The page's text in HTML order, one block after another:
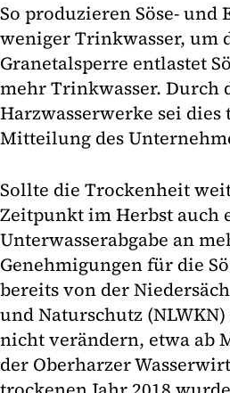
So produzieren Söse-
weniger Trinkwasser, um
Granetalsperre entlastet
mehr Trinkwasser. Durch
Harzwasserwerke sei
Mitteilung des
Sollte die Trockenheit
Zeitpunkt im Herbst auch
Unterwasserabgabe an
Genehmigungen für die
bereits von der
und Naturschutz
nicht verändern, etwa ab
der Oberharzer